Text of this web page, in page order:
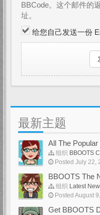
BBCode。这个邮件的
址。
给您自己发送一份
最新主题
All The
组织 BBOOTS
Posted July 22,
BBOOTS The
组织 Latest
Posted August
Get BBOOTS